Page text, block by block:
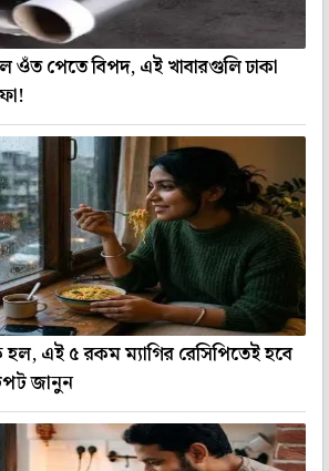
ওঁত পেতে বিপদ, এই খাবারগুলি ঢাকা
এই ৫ রকম ম্যাগির রেসিপিতেই হবে
জানুন